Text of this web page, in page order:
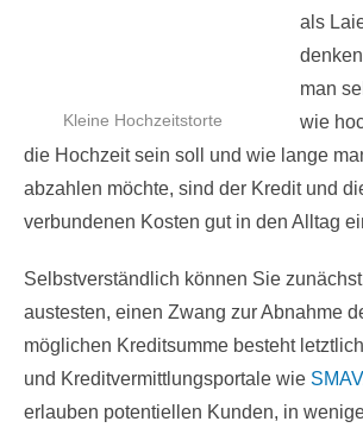
Kleine Hochzeitstorte
als
man
wie
die Hochzeit sein soll und wie lange
abzahlen möchte, sind der Kredit und
verbundenen Kosten gut in den Alltag
Selbstverständlich können Sie
austesten, einen Zwang zur Abnahme
möglichen Kreditsumme besteht
und Kreditvermittlungsportale wie
erlauben potentiellen Kunden, in